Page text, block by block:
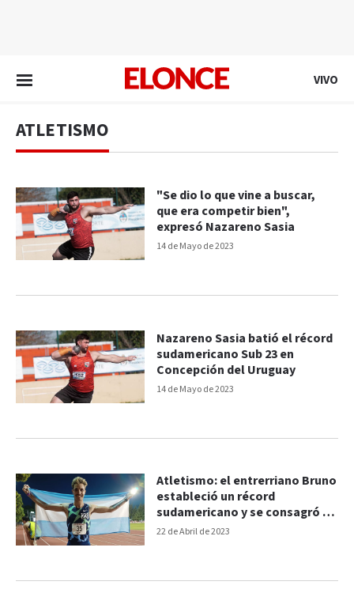
VIVO
ATLETISMO
14 de Mayo de 2023
"Se dio lo que vine a buscar,
que era competir bien",
expresó Nazareno Sasia
14 de Mayo de 2023
Nazareno Sasia batió el récord
sudamericano Sub 23 en
Concepción del Uruguay
22 de Abril de 2023
Atletismo: el entrerriano Bruno
estableció un récord
sudamericano y se consagró en
California